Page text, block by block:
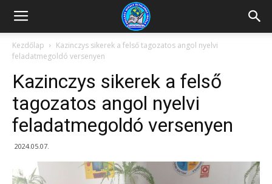
Kazincbarcikai
Pollack
Mihály
Általános
Kezdőlap
Kazinczys sikerek a felső tagozatos angol nyelvi
feladatmegoldó versenyen
Kazinczys sikerek a felső
tagozatos angol nyelvi
feladatmegoldó versenyen
2024.05.07.